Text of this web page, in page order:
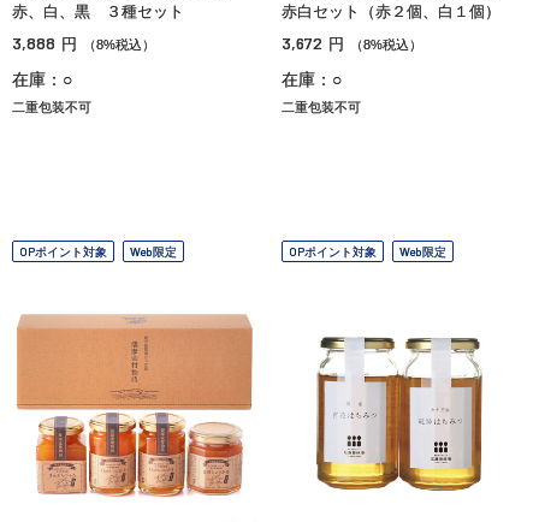
赤、白、黒 ３種セット
3,888 円 （8%税込）
在庫：○
二重包装不可
赤白セット（赤２個、白１個）
3,672 円 （8%税込）
在庫：○
二重包装不可
OPポイント対象 Web限定 OPポイント対象 Web限定